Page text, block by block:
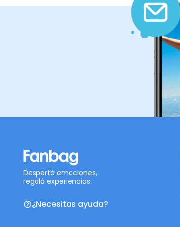
Despertá emociones,
regalá experiencias.
¿Necesitas ayuda?